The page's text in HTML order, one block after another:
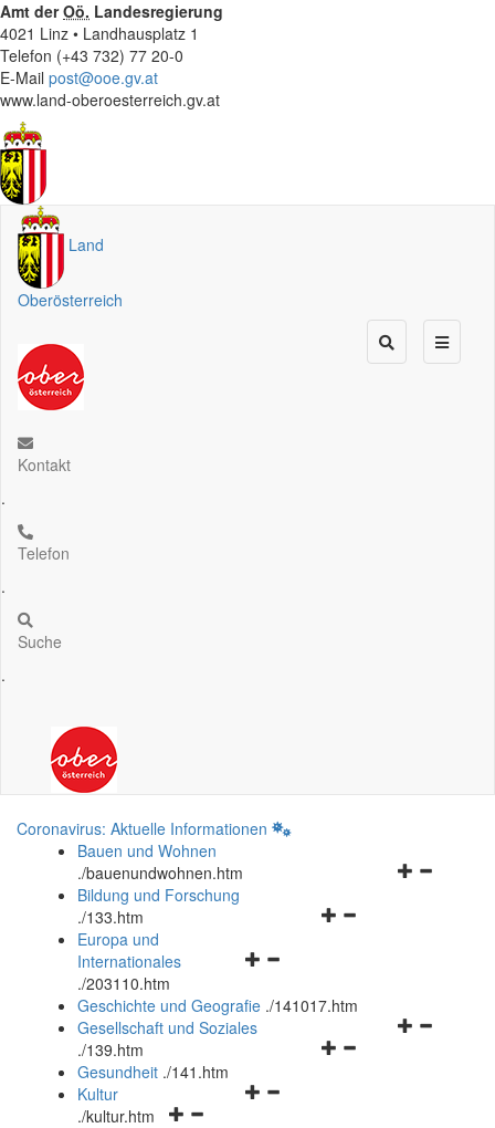
Amt derOö. Landesregierung
4021 Linz • Landhausplatz 1
Telefon (+43 732) 77 20-0
E-Mail post@ooe.gv.at
www.land-oberoesterreich.gv.at
Land
Oberösterreich
Kontakt
.
Telefon
.
Suche
.
Coronavirus: Aktuelle Informationen
Bauen und Wohnen
./bauenundwohnen.htm
Navigationsmenü
Bildung und Forschung
./133.htm
Navigationsmenü
und
schließen
Europa und
Internationales
./203110.htm
Geschichte und Geografie ./141017.htm
Navigationsmenü
Gesellschaft und Soziales
./139.htm
Navigationsmenü
Gesundheit ./141.htm
Navigationsmenü
Kultur
./kultur.htm